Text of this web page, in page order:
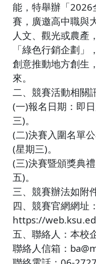
能，特舉辦「2026
賽，廣邀高中職與
人文、觀光或農產
「綠色行銷企劃
創意推動地方創生
來。
二、競賽活動相關
(一)報名日期：即
三)。
(二)決賽入圍名單
(星期三)。
(三)決賽暨頒獎典
五)。
三、競賽辦法如附件
四、競賽官網網址：
https://
五、聯絡人：本校
聯絡人信箱：